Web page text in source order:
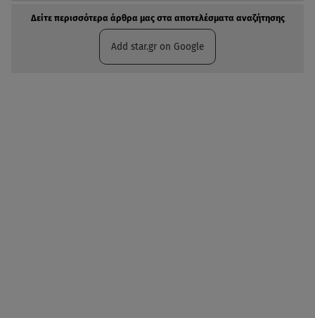
Δείτε περισσότερα άρθρα μας στα αποτελέσματα αναζήτησης
Add star.gr on Google